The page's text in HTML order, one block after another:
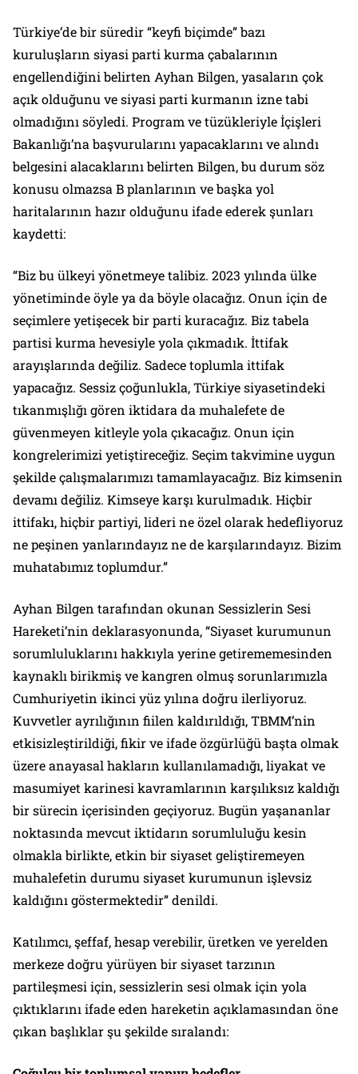
Türkiye’de bir süredir “keyfi biçimde” bazı
kuruluşların siyasi parti kurma çabalarının
engellendiğini belirten Ayhan Bilgen, yasaların çok
açık olduğunu ve siyasi parti kurmanın izne tabi
olmadığını söyledi. Program ve tüzükleriyle İçişleri
Bakanlığı’na başvurularını yapacaklarını ve alındı
belgesini alacaklarını belirten Bilgen, bu durum söz
konusu olmazsa B planlarının ve başka yol
haritalarının hazır olduğunu ifade ederek şunları
kaydetti:
“Biz bu ülkeyi yönetmeye talibiz. 2023 yılında ülke
yönetiminde öyle ya da böyle olacağız. Onun için de
seçimlere yetişecek bir parti kuracağız. Biz tabela
partisi kurma hevesiyle yola çıkmadık. İttifak
arayışlarında değiliz. Sadece toplumla ittifak
yapacağız. Sessiz çoğunlukla, Türkiye siyasetindeki
tıkanmışlığı gören iktidara da muhalefete de
güvenmeyen kitleyle yola çıkacağız. Onun için
kongrelerimizi yetiştireceğiz. Seçim takvimine uygun
şekilde çalışmalarımızı tamamlayacağız. Biz kimsenin
devamı değiliz. Kimseye karşı kurulmadık. Hiçbir
ittifakı, hiçbir partiyi, lideri ne özel olarak hedefliyoruz
ne peşinen yanlarındayız ne de karşılarındayız. Bizim
muhatabımız toplumdur.”
Ayhan Bilgen tarafından okunan Sessizlerin Sesi
Hareketi’nin deklarasyonunda, “Siyaset kurumunun
sorumluluklarını hakkıyla yerine getirememesinden
kaynaklı birikmiş ve kangren olmuş sorunlarımızla
Cumhuriyetin ikinci yüz yılına doğru ilerliyoruz.
Kuvvetler ayrılığının fiilen kaldırıldığı, TBMM’nin
etkisizleştirildiği, fikir ve ifade özgürlüğü başta olmak
üzere anayasal hakların kullanılamadığı, liyakat ve
masumiyet karinesi kavramlarının karşılıksız kaldığı
bir sürecin içerisinden geçiyoruz. Bugün yaşananlar
noktasında mevcut iktidarın sorumluluğu kesin
olmakla birlikte, etkin bir siyaset geliştiremeyen
muhalefetin durumu siyaset kurumunun işlevsiz
kaldığını göstermektedir” denildi.
Katılımcı, şeffaf, hesap verebilir, üretken ve yerelden
merkeze doğru yürüyen bir siyaset tarzının
partileşmesi için, sessizlerin sesi olmak için yola
çıktıklarını ifade eden hareketin açıklamasından öne
çıkan başlıklar şu şekilde sıralandı: